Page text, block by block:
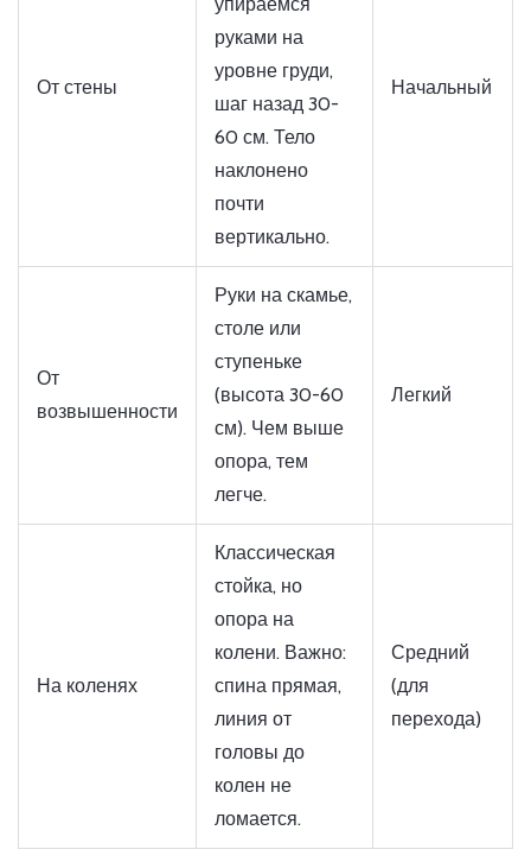
От стены
руками на
уровне груди,
шаг назад 30-
60 см. Тело
наклонено
почти
вертикально.
Начальный
От
возвышенности
Руки на скамье,
столе или
ступеньке
(высота 30-60
см). Чем выше
опора, тем
легче.
Легкий
На коленях
Классическая
стойка, но
опора на
колени. Важно:
спина прямая,
линия от
головы до
колен не
ломается.
Средний
(для
перехода)